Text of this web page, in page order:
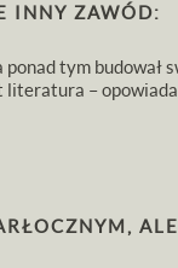
INNY ZAWÓD:
ponad tym budował
–
ALE